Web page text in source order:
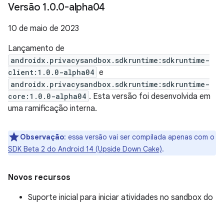
Versão 1.0.0-alpha04
10 de maio de 2023
Lançamento de
androidx.privacysandbox.sdkruntime:sdkruntime-
client:1.0.0-alpha04 e
androidx.privacysandbox.sdkruntime:sdkruntime-
core:1.0.0-alpha04 . Esta versão foi desenvolvida em
uma ramificação interna.
Observação: essa versão vai ser compilada apenas com o
SDK Beta 2 do Android 14 (Upside Down Cake).
Novos recursos
Suporte inicial para iniciar atividades no sandbox do